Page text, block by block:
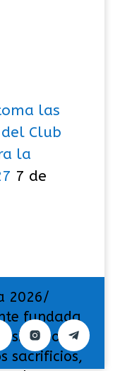
las
Club
la
7 de
2026/
fundada
por
sacrificios,